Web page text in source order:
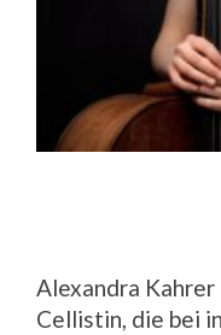
Alexandra
Cellistin, die bei